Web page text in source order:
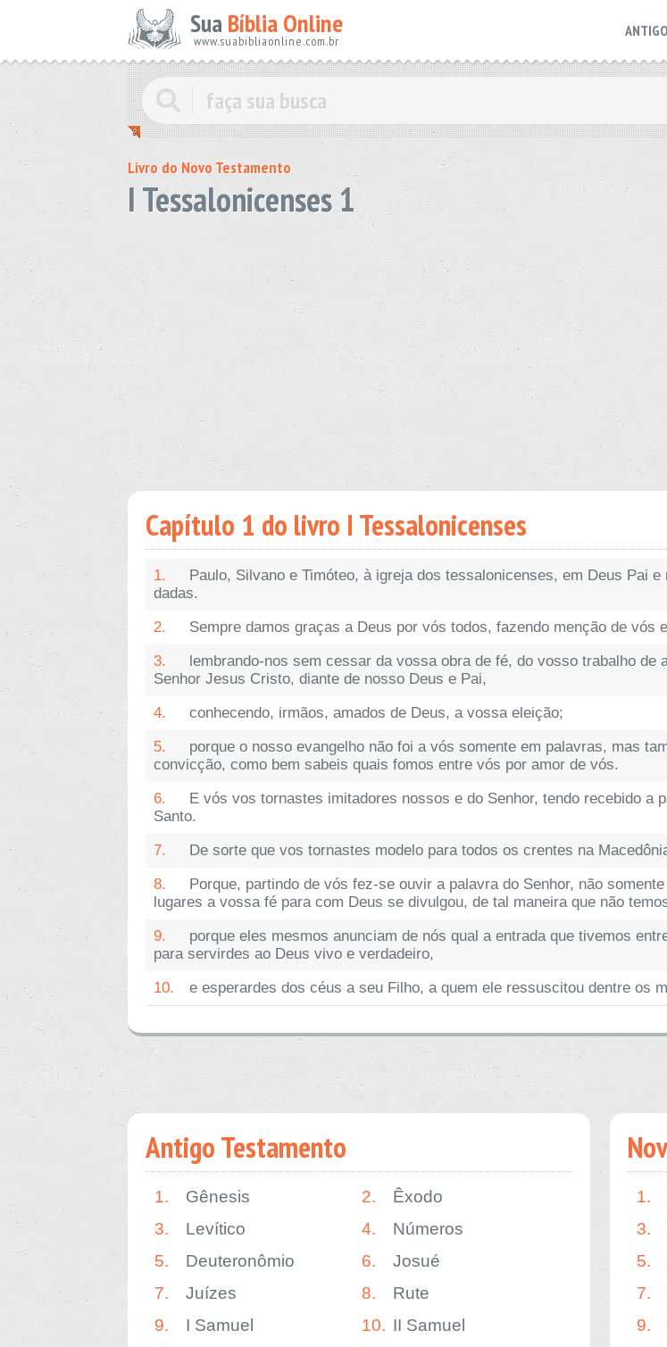
SuaBíblia Online
www.suabibliaonline.com.br
Livro do Novo Testamento
I Tessalonicenses 1
Capítulo 1 do livro I Tessalonicenses
1.
Paulo, Silvano e Timóteo, à igreja dos tessalonicenses, em Deus Pai
dadas.
2.
Sempre damos graças a Deus por vós todos, fazendo menção de vós
3.
lembrando-nos sem cessar da vossa obra de fé, do vosso trabalho
Senhor Jesus Cristo, diante de nosso Deus e Pai,
4.
conhecendo, irmãos, amados de Deus, a vossa eleição;
5.
porque o nosso evangelho não foi a vós somente em palavras, mas
convicção, como bem sabeis quais fomos entre vós por amor de vós.
6.
E vós vos tornastes imitadores nossos e do Senhor, tendo recebido a
Santo.
7.
De sorte que vos tornastes modelo para todos os crentes na
8.
Porque, partindo de vós fez-se ouvir a palavra do Senhor, não
lugares a vossa fé para com Deus se divulgou, de tal maneira que não
9.
porque eles mesmos anunciam de nós qual a entrada que tivemos
para servirdes ao Deus vivo e verdadeiro,
10.
e esperardes dos céus a seu Filho, a quem ele ressuscitou dentre os
Antigo Testamento
1. Gênesis 2.
Êxodo
3.
Levítico 4.
Números
5.
Deuteronômio 6.
Josué
7.
Juízes 8.
Rute
9.
I Samuel 10. II Samuel
1.
3.
5.
7.
9.